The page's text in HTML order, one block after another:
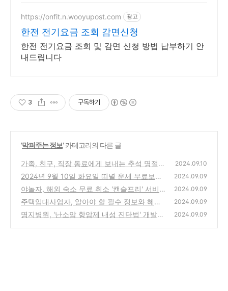
https://onfit.n.wooyupost.com 광고
한전 전기요금 조회 감면신청
한전 전기요금 조회 및 감면 신청 방법 납부하기 안
내드립니다
3 구독하기
'막퍼주는 정보' 카테고리의 다른 글
가족, 친구, 직장 동료에게 보내는 추석 명절
인사말 추천 모음
(0)
2024.09.10
2024년 9월 10일 화요일 띠별 운세 무료보기
(4)
2024.09.09
야놀자, 해외 숙소 무료 취소 '캔슬프리' 서비스
정식 출시! 이용방법 알아보기
(2)
2024.09.09
주택임대사업자, 알아야 할 필수 정보와 혜택
(2)
2024.09.09
명지병원, '난소암 항암제 내성 진단법' 개발로
2024.09.09